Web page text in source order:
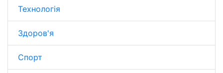
Технологія
Здоров'я
Спорт